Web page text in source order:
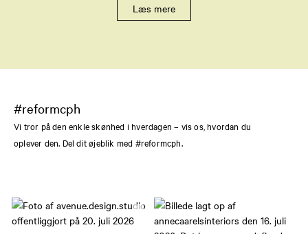
Læs mere
#reformcph
Vi tror på den enkle skønhed i hverdagen – vis os, hvordan du
oplever den. Del dit øjeblik med #reformcph.